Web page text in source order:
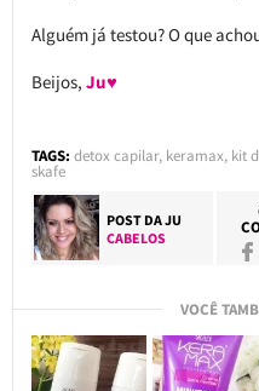
Alguém já testou? O que
Beijos, Ju♥
TAGS: detox capilar, keramax, kit
skafe
POST DAJU
CABELOS
VOCÊ